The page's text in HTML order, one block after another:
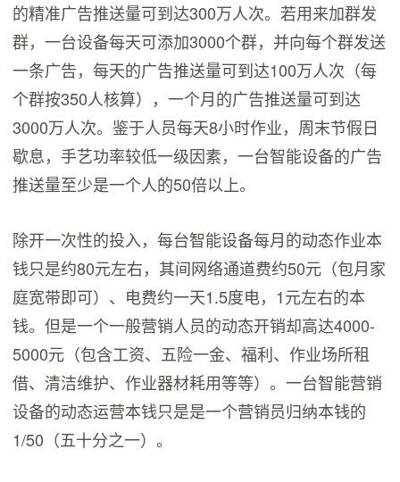
的精准广告推送量可到达300万人次。若用来加群发
群，一台设备每天可添加3000个群，并向每个群发送
一条广告，每天的广告推送量可到达100万人次（每
个群按350人核算），一个月的广告推送量可到达
3000万人次。鉴于人员每天8小时作业，周末节假日
歇息，手艺功率较低一级因素，一台智能设备的广告
推送量至少是一个人的50倍以上。
除开一次性的投入，每台智能设备每月的动态作业本
钱只是约80元左右，其间网络通道费约50元（包月家
庭宽带即可）、电费约一天1.5度电，1元左右的本
钱。但是一个一般营销人员的动态开销却高达4000-
5000元（包含工资、五险一金、福利、作业场所租
借、清洁维护、作业器材耗用等等）。一台智能营销
设备的动态运营本钱只是是一个营销员归纳本钱的
1/50（五十分之一）。